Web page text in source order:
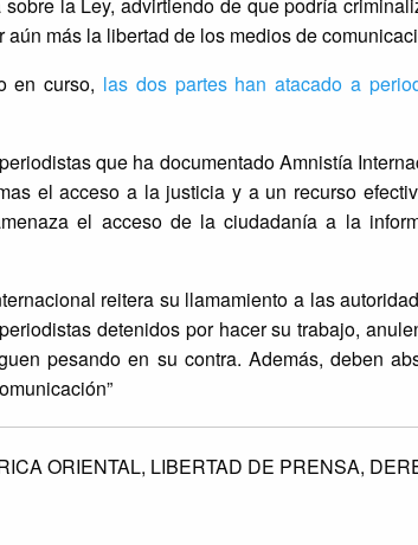
la Ley, advirtiendo de que podría
más la libertad de los medios de
en curso, las dos partes han atacado a
que ha documentado Amnistía
el acceso a la justicia y a un recurso
el acceso de la ciudadanía a la
reitera su llamamiento a las
detenidos por hacer su trabajo,
pesando en su contra. Además, deben
ORIENTAL, LIBERTAD DE PRENSA,